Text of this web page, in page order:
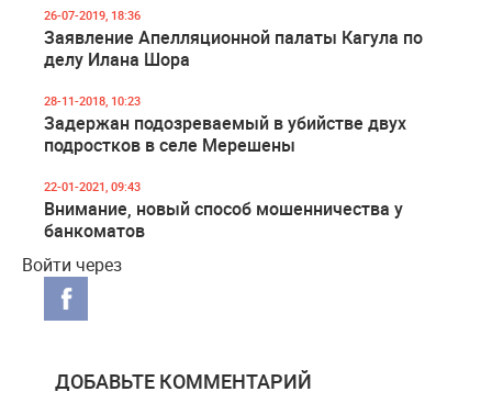
26-07-2019, 18:36
Заявление Апелляционной палаты Кагула по
делу Илана Шора
28-11-2018, 10:23
Задержан подозреваемый в убийстве двух
подростков в селе Мерешены
22-01-2021, 09:43
Внимание, новый способ мошенничества у
банкоматов
Войти через
ДОБАВЬТЕ КОММЕНТАРИЙ